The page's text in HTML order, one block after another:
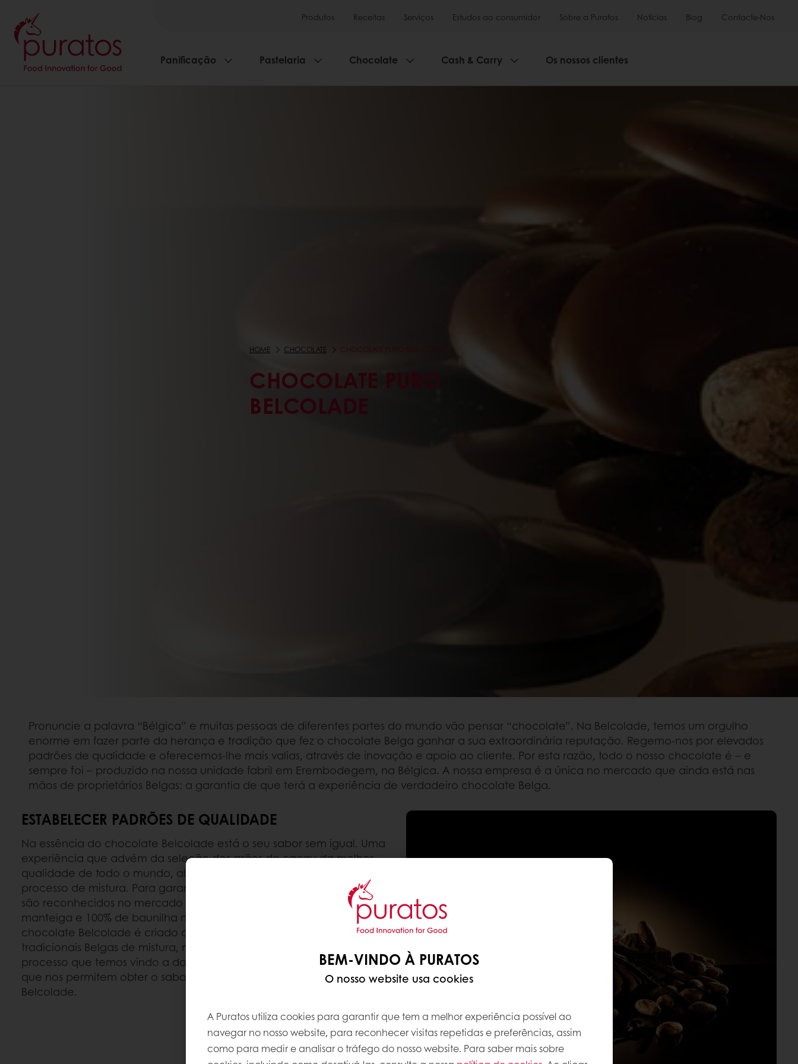
Produtos Receitas Serviços Estudos ao consumidor Sobre a Puratos Notícias Blog Contacte-Nos
Panificação Pastelaria Chocolate Cash & Carry Os nossos clientes
HOME CHOCOLATE CHOCOLATE PURO BELCOLADE
CHOCOLATE PURO
BELCOLADE
Pronuncie a palavra “Bélgica” e muitas pessoas de diferentes partes do mundo vão pensar “chocolate”. Na Belcolade, temos um orgulho
enorme em fazer parte da herança e tradição que fez o chocolate Belga ganhar a sua extraordinária reputação. Regemo-nos por elevados
padrões de qualidade e oferecemos-lhe mais valias, através de inovação e apoio ao cliente. Por esta razão, todo o nosso chocolate é – e
sempre foi – produzido na nossa unidade fabril em Erembodegem, na Bélgica. A nossa empresa é a única no mercado que ainda está nas
mãos de proprietários Belgas: a garantia de que terá a experiência de verdadeiro chocolate Belga.
ESTABELECER PADRÕES DE QUALIDADE
Na essência do chocolate Belcolade está o seu sabor sem igual. Uma
experiência que advém da seleção dos grãos de cacau da melhor
qualidade de todo o mundo, aliada a elevadas qualificações no
processo de mistura. Para garantir os padrões de qualidade que nos
são reconhecidos no mercado hoje em dia, usamos 100% de
manteiga e 100% de baunilha natural nos nossos produtos. O nosso
chocolate Belcolade é criado de acordo com os processos
tradicionais Belgas de mistura, moagem, concha e temperamento, um
processo que temos vindo a dominar com décadas de experiência,
que nos permitem obter o sabor único que caracteriza o Chocolate
Belcolade.
BEM-VINDO À PURATOS
O nosso website usa cookies
A Puratos utiliza cookies para garantir que tem a melhor experiência possível ao
navegar no nosso website, para reconhecer visitas repetidas e preferências, assim
como para medir e analisar o tráfego do nosso website. Para saber mais sobre